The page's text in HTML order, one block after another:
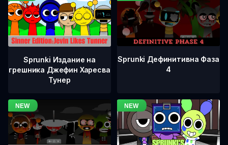
Sprunki Издание на
грешника Джефин Харесва
Тунер
Sprunki Дефинитивна Фаза
4